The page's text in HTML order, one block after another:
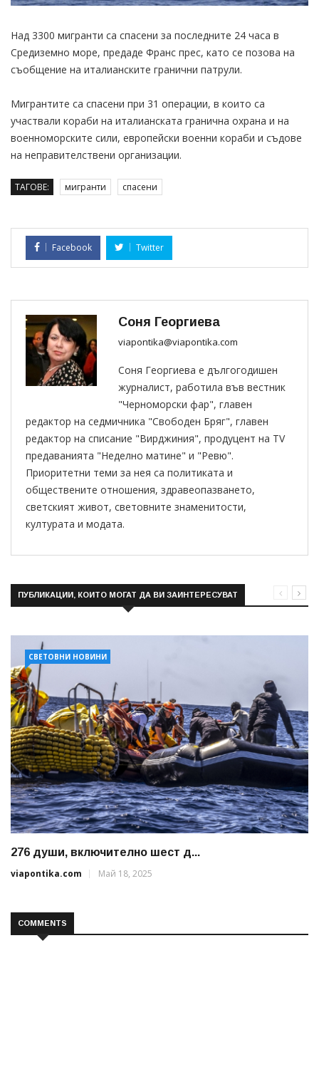
Над 3300 мигранти са спасени за последните 24 часа в
Средиземно море, предаде Франс прес, като се позова на
съобщение на италианските гранични патрули.
Мигрантите са спасени при 31 операции, в които са
участвали кораби на италианската гранична охрана и на
военноморските сили, европейски военни кораби и съдове
на неправителствени организации.
ТАГОВЕ: мигранти спасени
Facebook Twitter
Соня Георгиева
viapontika@viapontika.com
Соня Георгиева е дългогодишен
журналист, работила във вестник
"Черноморски фар", главен
редактор на седмичника "Свободен Бряг", главен
редактор на списание "Вирджиния", продуцент на TV
предаванията "Неделно матине" и "Ревю".
Приоритетни теми за нея са политиката и
обществените отношения, здравеопазването,
светският живот, световните знаменитости,
културата и модата.
ПУБЛИКАЦИИ, КОИТО МОГАТ ДА ВИ ЗАИНТЕРЕСУВАТ
СВЕТОВНИ НОВИНИ
276 души, включително шест д...
viapontika.com
Май 18, 2025
COMMENTS